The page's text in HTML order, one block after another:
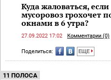
Куда жаловаться, если
мусоровоз грохочет
окнами в 6 утра?
27.09.2022 17:02 Комментарии (0)
Поделиться: ЕЩЕ
11 ПОЛОСА